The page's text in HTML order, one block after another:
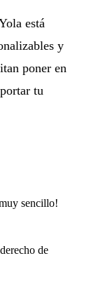
está
y
poner en
tu
sencillo!
de